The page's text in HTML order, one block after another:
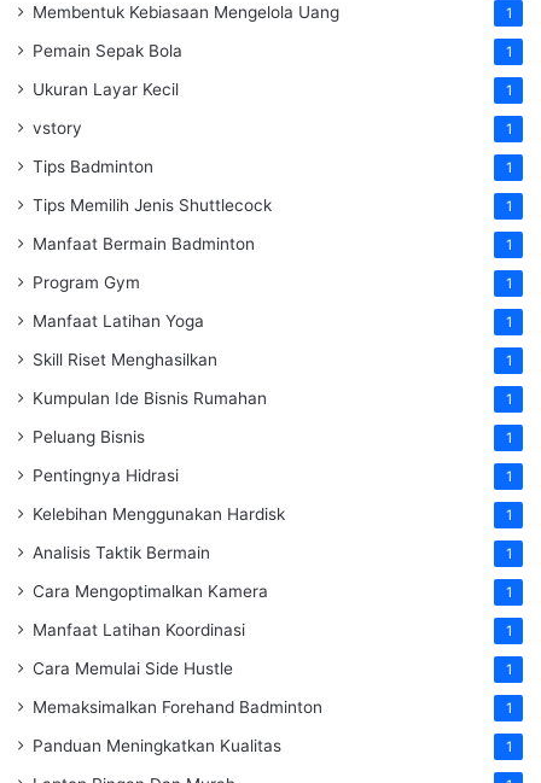
Membentuk Kebiasaan Mengelola Uang 1
Pemain Sepak Bola 1
Ukuran Layar Kecil 1
vstory 1
Tips Badminton 1
Tips Memilih Jenis Shuttlecock 1
Manfaat Bermain Badminton 1
Program Gym 1
Manfaat Latihan Yoga 1
Skill Riset Menghasilkan 1
Kumpulan Ide Bisnis Rumahan 1
Peluang Bisnis 1
Pentingnya Hidrasi 1
Kelebihan Menggunakan Hardisk 1
Analisis Taktik Bermain 1
Cara Mengoptimalkan Kamera 1
Manfaat Latihan Koordinasi 1
Cara Memulai Side Hustle 1
Memaksimalkan Forehand Badminton 1
Panduan Meningkatkan Kualitas 1